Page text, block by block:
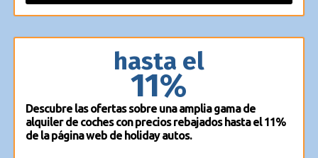
hasta el
11%
Descubre las ofertas sobre una amplia gama de
alquiler de coches con precios rebajados hasta el 11%
de la página web de holiday autos.